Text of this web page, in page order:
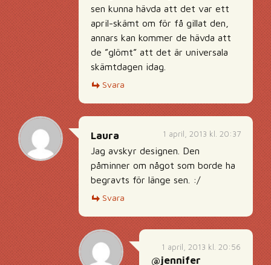
sen kunna hävda att det var ett
april-skämt om för få gillat den,
annars kan kommer de hävda att
de ”glömt” att det är universala
skämtdagen idag.
Svara
1 april, 2013 kl. 20:37
Laura
Jag avskyr designen. Den
påminner om något som borde ha
begravts för länge sen. :/
Svara
1 april, 2013 kl. 20:56
@jennifer